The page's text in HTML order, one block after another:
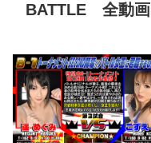
BATTLE 全動画